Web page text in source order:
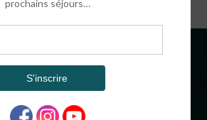
COORDONNÉES
BIVOUAC®
16 CHEMIN HENRI IV